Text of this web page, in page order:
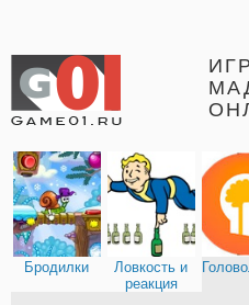
Бродилки
Ловкость и
реакция